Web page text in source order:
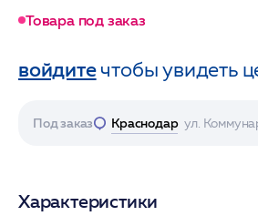
Товара под заказ
войдитечтобы увидеть
Под заказ Краснодар ул.
Характеристики